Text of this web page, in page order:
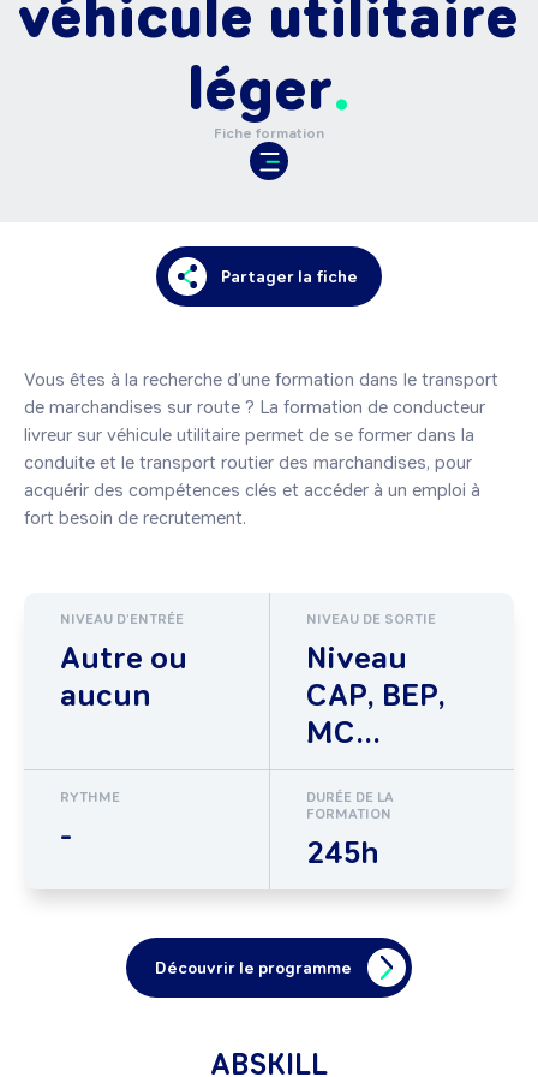
véhicule utilitaire
léger
Fiche formation
Partager la fiche
Vous êtes à la recherche d’une formation dans le transport
de marchandises sur route ? La formation de conducteur
livreur sur véhicule utilitaire permet de se former dans la
conduite et le transport routier des marchandises, pour
acquérir des compétences clés et accéder à un emploi à
fort besoin de recrutement.
NIVEAU D'ENTRÉE
Autre ou
aucun
NIVEAU DE SORTIE
Niveau
CAP, BEP,
MC...
RYTHME
-
DURÉE DE LA
FORMATION
245h
Découvrir le programme
ABSKILL